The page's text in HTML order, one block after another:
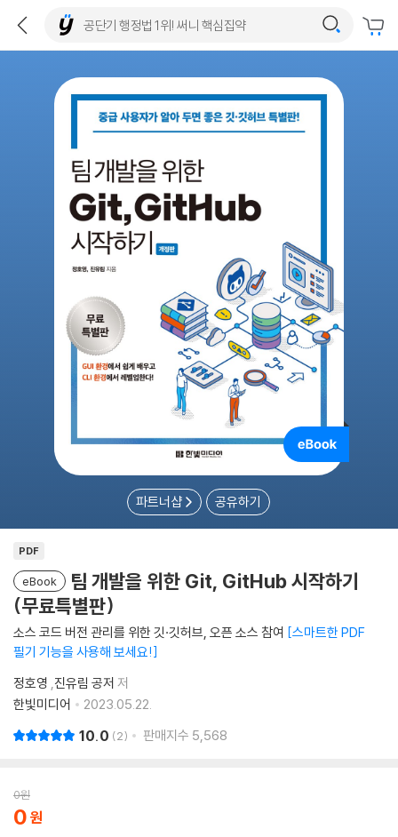
파트너샵 공유하기
PDF
eBook
팀 개발을 위한 Git, GitHub 시작하기
(무료특별판)
소스 코드 버전 관리를 위한 깃·깃허브, 오픈 소스 참여 스마트한 PDF
필기 기능을 사용해 보세요!
정호영 ,진유림 공저 저
한빛미디어
2023.05.22.
10.0 2 판매지수 5,568
0원
0